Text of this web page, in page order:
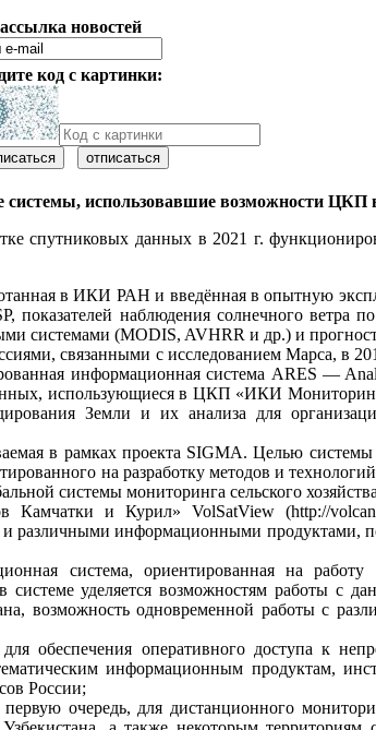
новостей
код с картинки:
использовавшие возможности ЦКП
спутниковых данных в 2021 г.
в ИКИ РАН и введённая в опытную
наблюдения солнечного ветра
системами (MODIS, AVHRR и др.) и
связанными с исследованием Марса, в
информационная система ARES —
использующиеся в ЦКП «ИКИ
Земли и их анализа для
в рамках проекта SIGMA. Целью системы
на разработку методов и
системы мониторинга сельского
и Курил» VolSatView (http://
различными информационными продуктами,
система, ориентированная на
уделяется возможностям работы с
возможность одновременной работы с
обеспечения оперативного доступа к
информационным продуктам,
России;
первую очередь, для дистанционного